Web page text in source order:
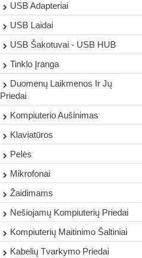
USB Adapteriai
USB Laidai
USB Šakotuvai - USB HUB
Tinklo Įranga
Duomenų Laikmenos Ir Jų
Priedai
Kompiuterio Aušinimas
Klaviatūros
Pelės
Mikrofonai
Žaidimams
Nešiojamų Kompiuterių Priedai
Kompiuterių Maitinimo Šaltiniai
Kabelių Tvarkymo Priedai